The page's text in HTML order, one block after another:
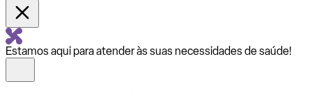
Estamos aqui para atender às suas necessidades de saúde!